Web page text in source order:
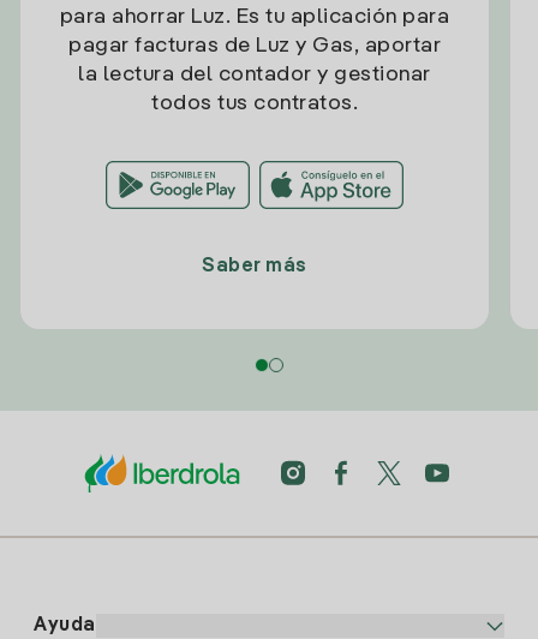
para ahorrar Luz. Es tu aplicación para
pagar facturas de Luz y Gas, aportar
la lectura del contador y gestionar
todos tus contratos.
Saber más
Ayuda